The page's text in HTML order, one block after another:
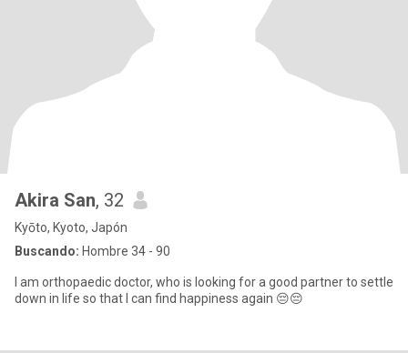
Akira San, 32
Kyōto, Kyoto, Japón
Buscando: Hombre 34 - 90
I am orthopaedic doctor, who is looking for a good partner to settle
down in life so that I can find happiness again 😔😔